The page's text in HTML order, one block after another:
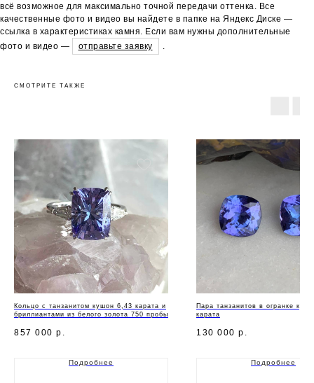
всё возможное для максимально точной передачи оттенка. Все
качественные фото и видео вы найдете в папке на Яндекс Диске —
ссылка в характеристиках камня. Если вам нужны дополнительные
фото и видео —
отправьте заявку
СМОТРИТЕ ТАКЖЕ
Кольцо с танзанитом кушон 6,43 карата и
бриллиантами из белого золота 750 пробы
857 000 р.
Подробнее
Пара танзанитов в огранке
карата
130 000 р.
Подробнее